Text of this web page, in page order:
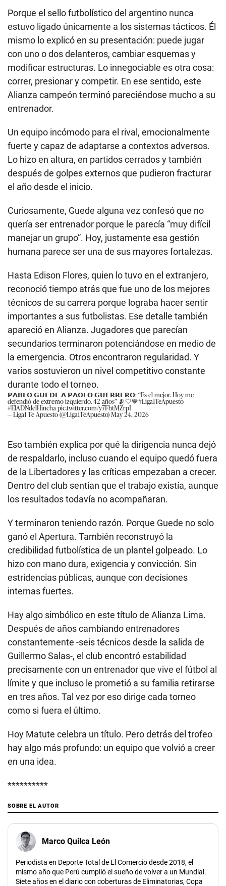
Porque el sello futbolístico del argentino nunca
estuvo ligado únicamente a los sistemas tácticos. Él
mismo lo explicó en su presentación: puede jugar
con uno o dos delanteros, cambiar esquemas y
modificar estructuras. Lo innegociable es otra cosa:
correr, presionar y competir. En ese sentido, este
Alianza campeón terminó pareciéndose mucho a su
entrenador.
Un equipo incómodo para el rival, emocionalmente
fuerte y capaz de adaptarse a contextos adversos.
Lo hizo en altura, en partidos cerrados y también
después de golpes externos que pudieron fracturar
el año desde el inicio.
Curiosamente, Guede alguna vez confesó que no
quería ser entrenador porque le parecía “muy difícil
manejar un grupo”. Hoy, justamente esa gestión
humana parece ser una de sus mayores fortalezas.
Hasta Edison Flores, quien lo tuvo en el extranjero,
reconoció tiempo atrás que fue uno de los mejores
técnicos de su carrera porque lograba hacer sentir
importantes a sus futbolistas. Ese detalle también
apareció en Alianza. Jugadores que parecían
secundarios terminaron potenciándose en medio de
la emergencia. Otros encontraron regularidad. Y
varios sostuvieron un nivel competitivo constante
durante todo el torneo.
𝗣𝗔𝗕𝗟𝗢 𝗚𝗨𝗘𝗗𝗘 𝗔 𝗣𝗔𝗢𝗟𝗢 𝗚𝗨𝗘𝗥𝗥𝗘𝗥𝗢: “Es el mejor. Hoy me
defendió de extremo izquierdo. 42 años” 🫂🤍💙#Liga1TeApuesto
#ElADNdelHinchapic.twitter.com/y7FhtMZrpI
— Liga1 Te Apuesto (@Liga1TeApuesto)May 24, 2026
Eso también explica por qué la dirigencia nunca dejó
de respaldarlo, incluso cuando el equipo quedó fuera
de la Libertadores y las críticas empezaban a crecer.
Dentro del club sentían que el trabajo existía, aunque
los resultados todavía no acompañaran.
Y terminaron teniendo razón. Porque Guede no solo
ganó el Apertura. También reconstruyó la
credibilidad futbolística de un plantel golpeado. Lo
hizo con mano dura, exigencia y convicción. Sin
estridencias públicas, aunque con decisiones
internas fuertes.
Hay algo simbólico en este título de Alianza Lima.
Después de años cambiando entrenadores
constantemente -seis técnicos desde la salida de
Guillermo Salas-, el club encontró estabilidad
precisamente con un entrenador que vive el fútbol al
límite y que incluso le prometió a su familia retirarse
en tres años. Tal vez por eso dirige cada torneo
como si fuera el último.
Hoy Matute celebra un título. Pero detrás del trofeo
hay algo más profundo: un equipo que volvió a creer
en una idea.
**********
SOBRE EL AUTOR
Marco Quilca León
Periodista en Deporte Total de El Comercio desde 2018, el
mismo año que Perú cumplió el sueño de volver a un Mundial.
Siete años en el diario con coberturas de Eliminatorias, Copa